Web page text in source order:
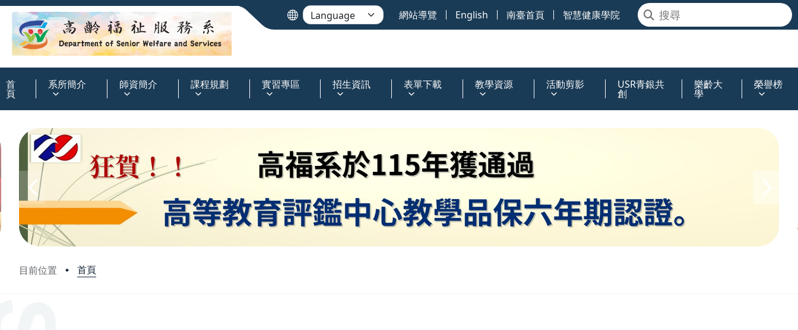
網站導覽 English 南臺首頁 智慧健康學院
首
頁
系所簡介 師資簡介 課程規劃 實習專區 招生資訊 表單下載 教學資源 活動剪影 USR青銀共
創
樂齡大
學
榮譽榜
目前位置 首頁